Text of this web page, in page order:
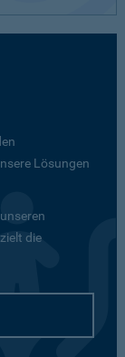
Lösungen
die